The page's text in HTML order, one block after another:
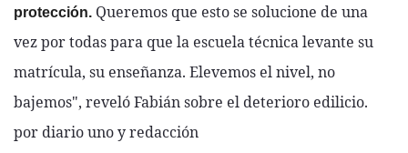
protección. Queremos que esto se solucione de una
vez por todas para que la escuela técnica levante su
matrícula, su enseñanza. Elevemos el nivel, no
bajemos", reveló Fabián sobre el deterioro edilicio.
por diario uno y redacción